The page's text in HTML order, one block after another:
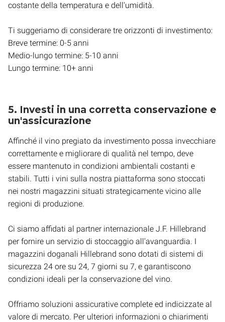
costante della temperatura e dell'umidità.
Ti suggeriamo di considerare tre orizzonti di investimento:
Breve termine: 0-5 anni
Medio-lungo termine: 5-10 anni
Lungo termine: 10+ anni
5. Investi in una corretta conservazione e
un'assicurazione
Affinché il vino pregiato da investimento possa invecchiare
correttamente e migliorare di qualità nel tempo, deve
essere mantenuto in condizioni ambientali costanti e
stabili. Tutti i vini sulla nostra piattaforma sono stoccati
nei nostri magazzini situati strategicamente vicino alle
regioni di produzione.
Ci siamo affidati al partner internazionale J.F. Hillebrand
per fornire un servizio di stoccaggio all'avanguardia. I
magazzini doganali Hillebrand sono dotati di sistemi di
sicurezza 24 ore su 24, 7 giorni su 7, e garantiscono
condizioni ideali per la conservazione del vino.
Offriamo soluzioni assicurative complete ed indicizzate al
valore di mercato. Per ulteriori informazioni o chiarimenti